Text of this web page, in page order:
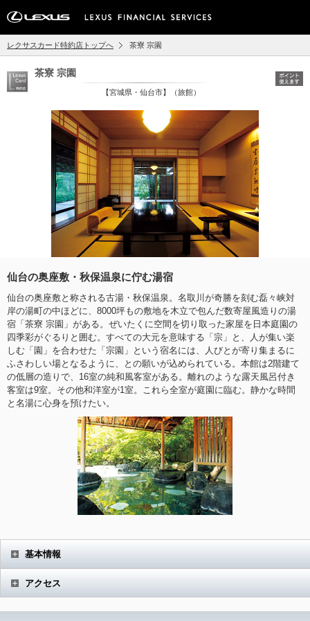
レクサスカード特約店トップへ 茶寮 宗園
茶寮 宗園
【宮城県・仙台市】（旅館）
仙台の奥座敷・秋保温泉に佇む湯宿
仙台の奥座敷と称される古湯・秋保温泉。名取川が奇勝を刻む磊々峡対
岸の湯町の中ほどに、8000坪もの敷地を木立で包んだ数寄屋風造りの湯
宿「茶寮 宗園」がある。ぜいたくに空間を切り取った家屋を日本庭園の
四季彩がぐるりと囲む。すべての大元を意味する「宗」と、人が集い楽
しむ「園」を合わせた「宗園」という宿名には、人びとが寄り集まるに
ふさわしい場となるように、との願いが込められている。本館は2階建て
の低層の造りで、16室の純和風客室がある。離れのような露天風呂付き
客室は9室。その他和洋室が1室。これら全室が庭園に臨む。静かな時間
と名湯に心身を預けたい。
基本情報
アクセス